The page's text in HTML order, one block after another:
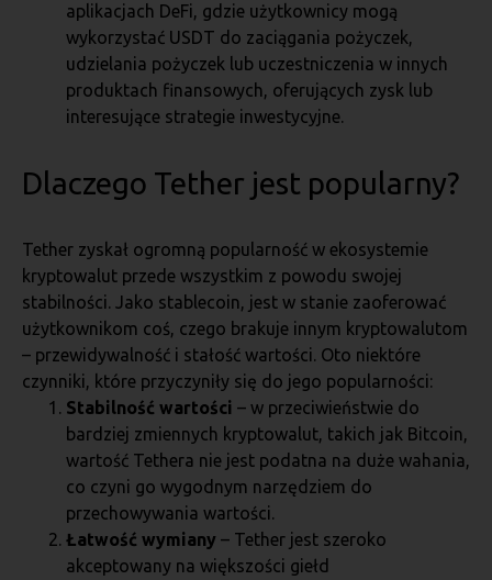
aplikacjach DeFi, gdzie użytkownicy mogą
wykorzystać USDT do zaciągania pożyczek,
udzielania pożyczek lub uczestniczenia w innych
produktach finansowych, oferujących zysk lub
interesujące strategie inwestycyjne.
Dlaczego Tether jest popularny?
Tether zyskał ogromną popularność w ekosystemie
kryptowalut przede wszystkim z powodu swojej
stabilności. Jako stablecoin, jest w stanie zaoferować
użytkownikom coś, czego brakuje innym kryptowalutom
– przewidywalność i stałość wartości. Oto niektóre
czynniki, które przyczyniły się do jego popularności:
Stabilność wartości – w przeciwieństwie do
bardziej zmiennych kryptowalut, takich jak Bitcoin,
wartość Tethera nie jest podatna na duże wahania,
co czyni go wygodnym narzędziem do
przechowywania wartości.
Łatwość wymiany – Tether jest szeroko
akceptowany na większości giełd